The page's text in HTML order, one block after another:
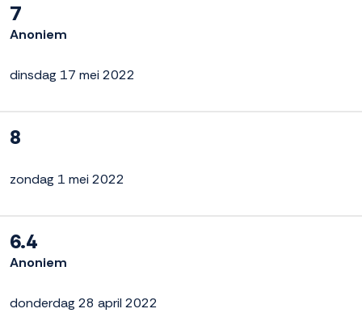
7
Anoniem
dinsdag 17 mei 2022
8
zondag 1 mei 2022
6.4
Anoniem
donderdag 28 april 2022